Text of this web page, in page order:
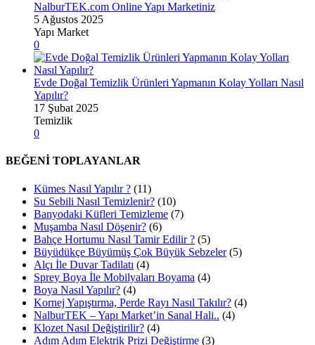
NalburTEK.com Online Yapı Marketiniz
5 Ağustos 2025
Yapı Market
0
Evde Doğal Temizlik Ürünleri Yapmanın Kolay Yolları Nasıl
Yapılır?
17 Şubat 2025
Temizlik
0
BEĞENİ TOPLAYANLAR
Kümes Nasıl Yapılır ? (11)
Su Sebili Nasıl Temizlenir? (10)
Banyodaki Küfleri Temizleme (7)
Muşamba Nasıl Döşenir? (6)
Bahçe Hortumu Nasıl Tamir Edilir ? (5)
Büyüdükçe Büyümüş Çok Büyük Sebzeler (5)
Alçı İle Duvar Tadilatı (4)
Sprey Boya İle Mobilyaları Boyama (4)
Boya Nasıl Yapılır? (4)
Kornej Yapıştırma, Perde Rayı Nasıl Takılır? (4)
NalburTEK – Yapı Market’in Sanal Hali.. (4)
Klozet Nasıl Değiştirilir? (4)
Adım Adım Elektrik Prizi Değiştirme (3)